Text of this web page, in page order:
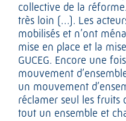
collective de la
très loin (…). Les
mobilisés et n’ont
mise en place et la
GUCEG. Encore une
mouvement
un mouvement
réclamer seul les fruits
tout un ensemble et